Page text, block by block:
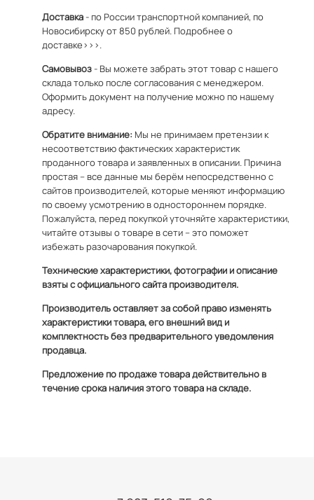
Доставка- по России транспортной компанией, по
Новосибирску от 850 рублей. Подробнее о
доставке>>>.
Самовывоз- Вы можете забрать этот товар с нашего
склада только после согласования с менеджером.
Оформить документ на получение можно по нашему
адресу.
Обратите внимание: Мы не принимаем претензии к
несоответствию фактических характеристик
проданного товара и заявленных в описании. Причина
простая – все данные мы берём непосредственно с
сайтов производителей, которые меняют информацию
по своему усмотрению в одностороннем порядке.
Пожалуйста, перед покупкой уточняйте характеристики,
читайте отзывы о товаре в сети – это поможет
избежать разочарования покупкой.
Технические характеристики, фотографии и описание
взяты с официального сайта производителя.
Производитель оставляет за собой право изменять
характеристики товара, его внешний вид и
комплектность без предварительного уведомления
продавца.
Предложение по продаже товара действительно в
течение срока наличия этого товара на складе.